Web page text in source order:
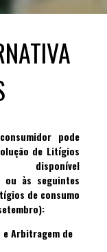
pode
de Litígios
ou às seguintes
de consumo
e Arbitragem de